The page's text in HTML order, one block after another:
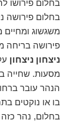
בחלום פירושו
בחלום פירושה
משגשוג
פירושה בריחה
ניצחון ניצחון
מסעות. שחייה
הנהר עובר
בו או נוקטים
בחלום, נהר